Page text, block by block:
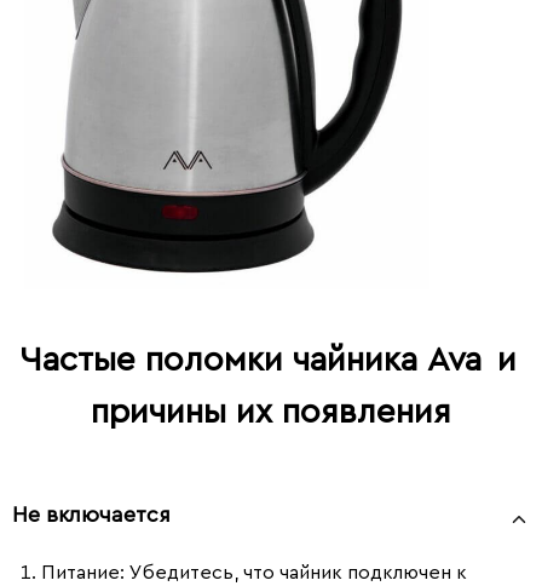
Частые поломки чайника Ava и
причины их появления
Не включается
Питание: Убедитесь, что чайник подключен к